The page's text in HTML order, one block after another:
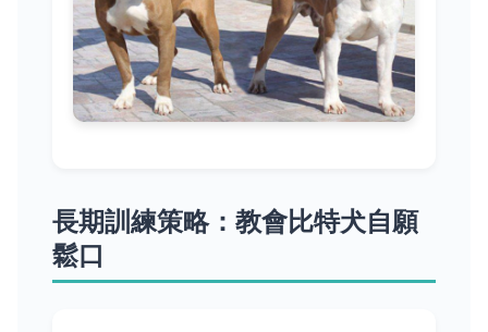
長期訓練策略：教會比特犬自願
鬆口